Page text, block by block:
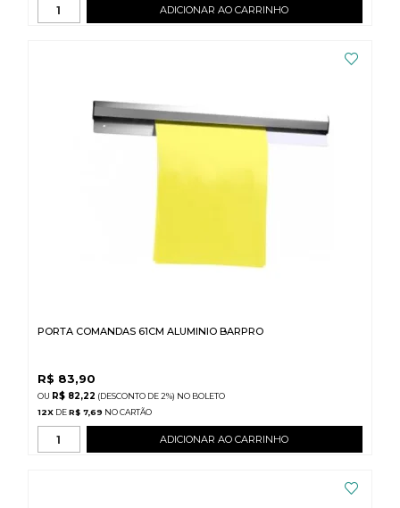
ADICIONAR AO CARRINHO
PORTA COMANDAS 61CM ALUMINIO BARPRO
R$ 83,90
R$ 82,22 (DESCONTO DE 2%) NO BOLETO
12X DE R$ 7,69
ADICIONAR AO CARRINHO